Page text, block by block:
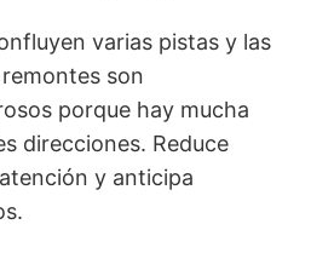
varias pistas y las
son
porque hay mucha
direcciones. Reduce
y anticipa